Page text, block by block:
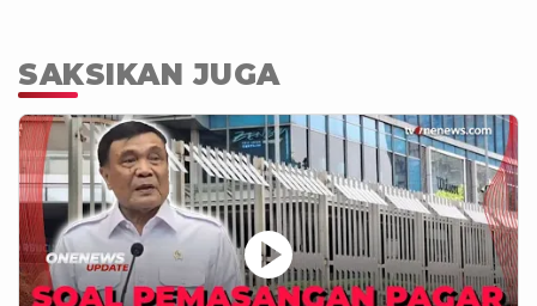
SAKSIKAN JUGA